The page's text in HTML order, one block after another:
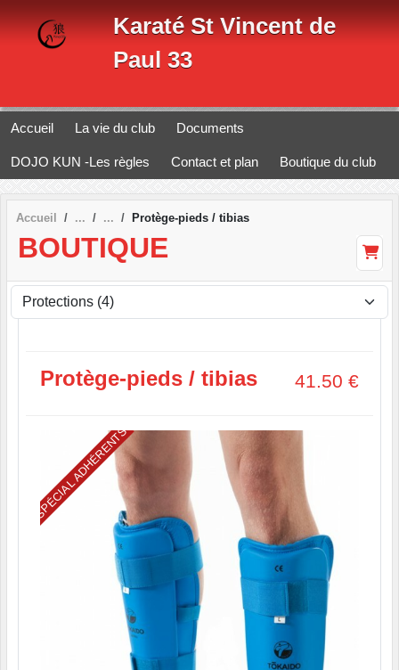
Karaté St Vincent de
Paul 33
Accueil La vie du club Documents
DOJO KUN -Les règles Contact et plan Boutique du club
Accueil Protège-pieds / tibias
BOUTIQUE
Protège-pieds / tibias 41.50 €
SPÉCIAL ADHÉRENTS